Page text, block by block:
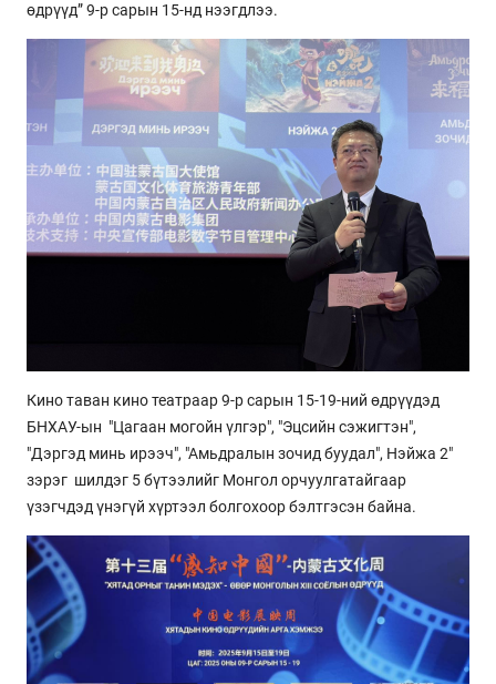
өдрүүд” 9-р сарын 15-нд нээгдлээ.
Кино таван кино театраар 9-р сарын 15-19-ний өдрүүдэд
БНХАУ-ын "Цагаан могойн үлгэр", "Эцсийн сэжигтэн",
"Дэргэд минь ирээч", "Амьдралын зочид буудал", Нэйжа 2"
зэрэг шилдэг 5 бүтээлийг Монгол орчуулгатайгаар
үзэгчдэд үнэгүй хүртээл болгохоор бэлтгэсэн байна.